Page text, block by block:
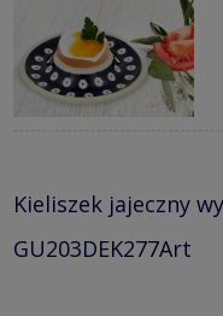
Kieliszek jajeczny
GU203DEK277Art